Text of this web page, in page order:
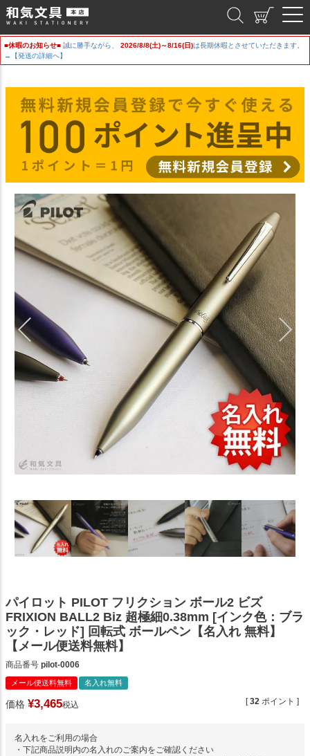
■休暇のお知らせ■ 誠に勝手ながら、 2026/8/8(土)～8/16(日)は長期休暇とさせていただきます。
→【発送の詳細へ】
パイロット PILOT フリクション ボール2 ビズ
FRIXION BALL2 Biz 超極細0.38mm [インク色：ブラ
ック・レッド] 回転式 ボールペン【名入れ 無料】
【メール便送料無料】
商品番号 pilot-0006
メール便送料無料 名入れ無料
価格 ¥3,465税込 [32 ポイント ]
名入れをご利用の場合
・下記商品説明内の名入れのご案内をご確認ください